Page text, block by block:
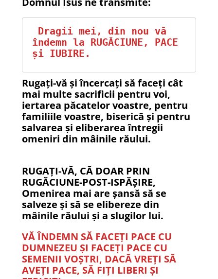
îndemn la RUGĂCIUNE, PACE
și IUBIRE.
Rugați-vă și încercați să faceți cât
mai multe sacrificii pentru voi,
iertarea păcatelor voastre, pentru
familiile voastre, biserică și pentru
salvarea și eliberarea întregii
omeniri din mâinile răului.
RUGAȚI-VĂ, CĂ DOAR PRIN
RUGĂCIUNE-POST-ISPĂȘIRE,
Omenirea mai are șansă să se
salveze și să se elibereze din
mâinile răului și a slugilor lui.
VĂ ÎNDEMN SĂ FACEȚI PACE CU
DUMNEZEU ȘI FACEȚI PACE CU
SEMENII VOȘTRI, DACĂ VREȚI SĂ
AVEȚI PACE, SĂ FIȚI LIBERI ȘI